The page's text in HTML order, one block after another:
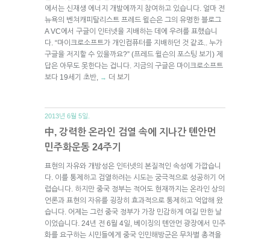
에서는 신재생 에너지 개발에까지 참여하고 있습니다. 얼마 전
뉴욕의 벤쳐캐피탈리스트 프레드 윌슨은 그의 유명한 블로그
A VC에서 구글이 인터넷을 지배하는 데에 우려를 표했습니
다. “마이크로소프트가 개인컴퓨터를 지배하던 것 같죠.. 누가
구글을 저지할 수 있을까요?” (프레드 윌슨의 포스팅 보기) 제
답은 아무도 못한다는 겁니다. 지금의 구글은 마이크로소프트
보다 19세기 초반,
→ 더 보기
2013년 6월 5일.
中, 강력한 온라인 검열 속에 지나간 톈안먼
민주화운동 24주기
표현의 자유와 개방성은 인터넷의 본질적인 속성에 가깝습니
다. 이를 통제하고 검열하려는 시도는 궁극적으로 성공하기 어
렵습니다. 하지만 중국 정부는 적어도 현재까지는 온라인 상의
언론과 표현의 자유를 굉장히 효과적으로 통제하고 억압해 왔
습니다. 어제는 그런 중국 정부가 가장 민감하게 여길 만한 날
이었습니다. 24년 전 6월 4일, 베이징의 톈안먼 광장에서 민주
화를 요구하는 시민들에게 중국 인민해방군은 무차별 총격을